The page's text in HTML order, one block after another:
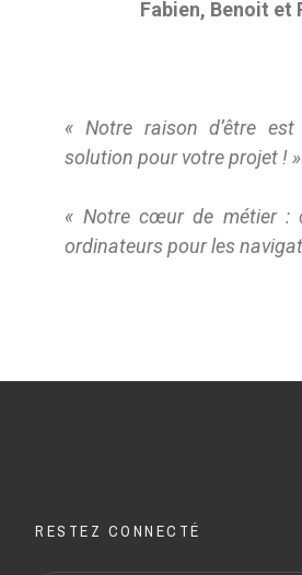
« Notre raison d’être
solution pour votre projet ! »
« Notre cœur de métier :
ordinateurs pour les
RESTEZ CONNECTÉ